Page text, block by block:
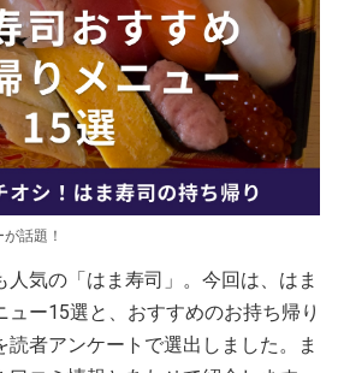
話題！
人気の「はま寿司」。今回は、はま
ー15選と、おすすめのお持ち帰り
読者アンケートで選出しました。ま